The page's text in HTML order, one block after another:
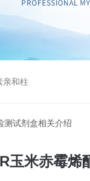
亲和柱
测试剂盒相关介绍
玉米赤霉烯